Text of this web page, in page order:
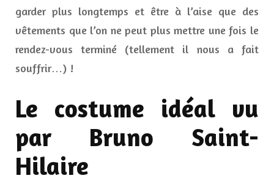
garder plus longtemps et être à l’aise que des
vêtements que l’on ne peut plus mettre une fois le
rendez-vous terminé (tellement il nous a fait
souffrir…) !
Le costume idéal vu
par Bruno Saint-
Hilaire